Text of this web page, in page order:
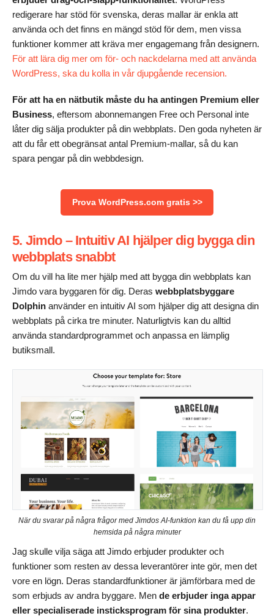
redigerare har stöd för svenska, deras mallar är enkla att
använda och det finns en mängd stöd för dem, men vissa
funktioner kommer att kräva mer engagemang från designern.
För att lära dig mer om för- och nackdelarna med att använda
WordPress, ska du kolla in vår djupgående recension.
För att ha en nätbutik måste du ha antingen Premium eller
Business, eftersom abonnemangen Free och Personal inte
låter dig sälja produkter på din webbplats. Den goda nyheten är
att du får ett obegränsat antal Premium-mallar, så du kan
spara pengar på din webbdesign.
Prova WordPress.com gratis >>
5. Jimdo – Intuitiv AI hjälper dig bygga din
webbplats snabbt
Om du vill ha lite mer hjälp med att bygga din webbplats kan
Jimdo vara byggaren för dig. Deras webbplatsbyggare
Dolphin använder en intuitiv AI som hjälper dig att designa din
webbplats på cirka tre minuter. Naturligtvis kan du alltid
använda standardprogrammet och anpassa en lämplig
butiksmall.
När du svarar på några frågor med Jimdos AI-funktion kan du få upp din
hemsida på några minuter
Jag skulle vilja säga att Jimdo erbjuder produkter och
funktioner som resten av dessa leverantörer inte gör, men det
vore en lögn. Deras standardfunktioner är jämförbara med de
som erbjuds av andra byggare. Men de erbjuder inga appar
eller specialiserade insticksprogram för sina produkter.